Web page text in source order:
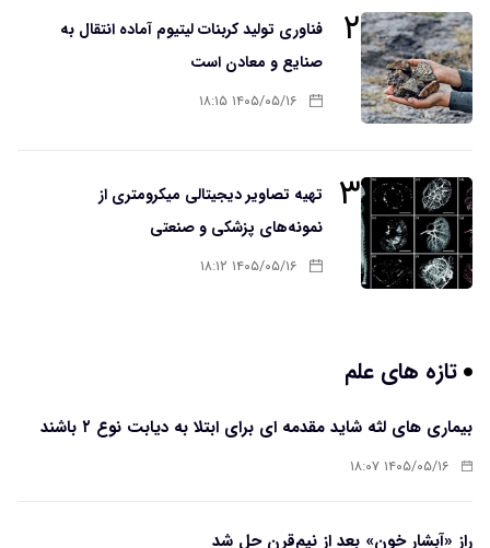
۲
فناوری تولید کربنات لیتیوم آماده انتقال به
صنایع و معادن است
۱۴۰۵/۰۵/۱۶ ۱۸:۱۵
۳
تهیه تصاویر دیجیتالی میکرومتری از
نمونه‌های پزشکی و صنعتی
۱۴۰۵/۰۵/۱۶ ۱۸:۱۲
تازه های علم
بیماری های لثه شاید مقدمه ای برای ابتلا به دیابت نوع ۲ باشند
۱۴۰۵/۰۵/۱۶ ۱۸:۰۷
راز «آبشار خون» بعد از نیم‌قرن حل شد